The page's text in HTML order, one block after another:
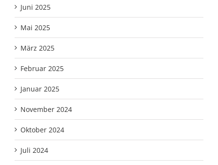
Juni 2025
Mai 2025
März 2025
Februar 2025
Januar 2025
November 2024
Oktober 2024
Juli 2024